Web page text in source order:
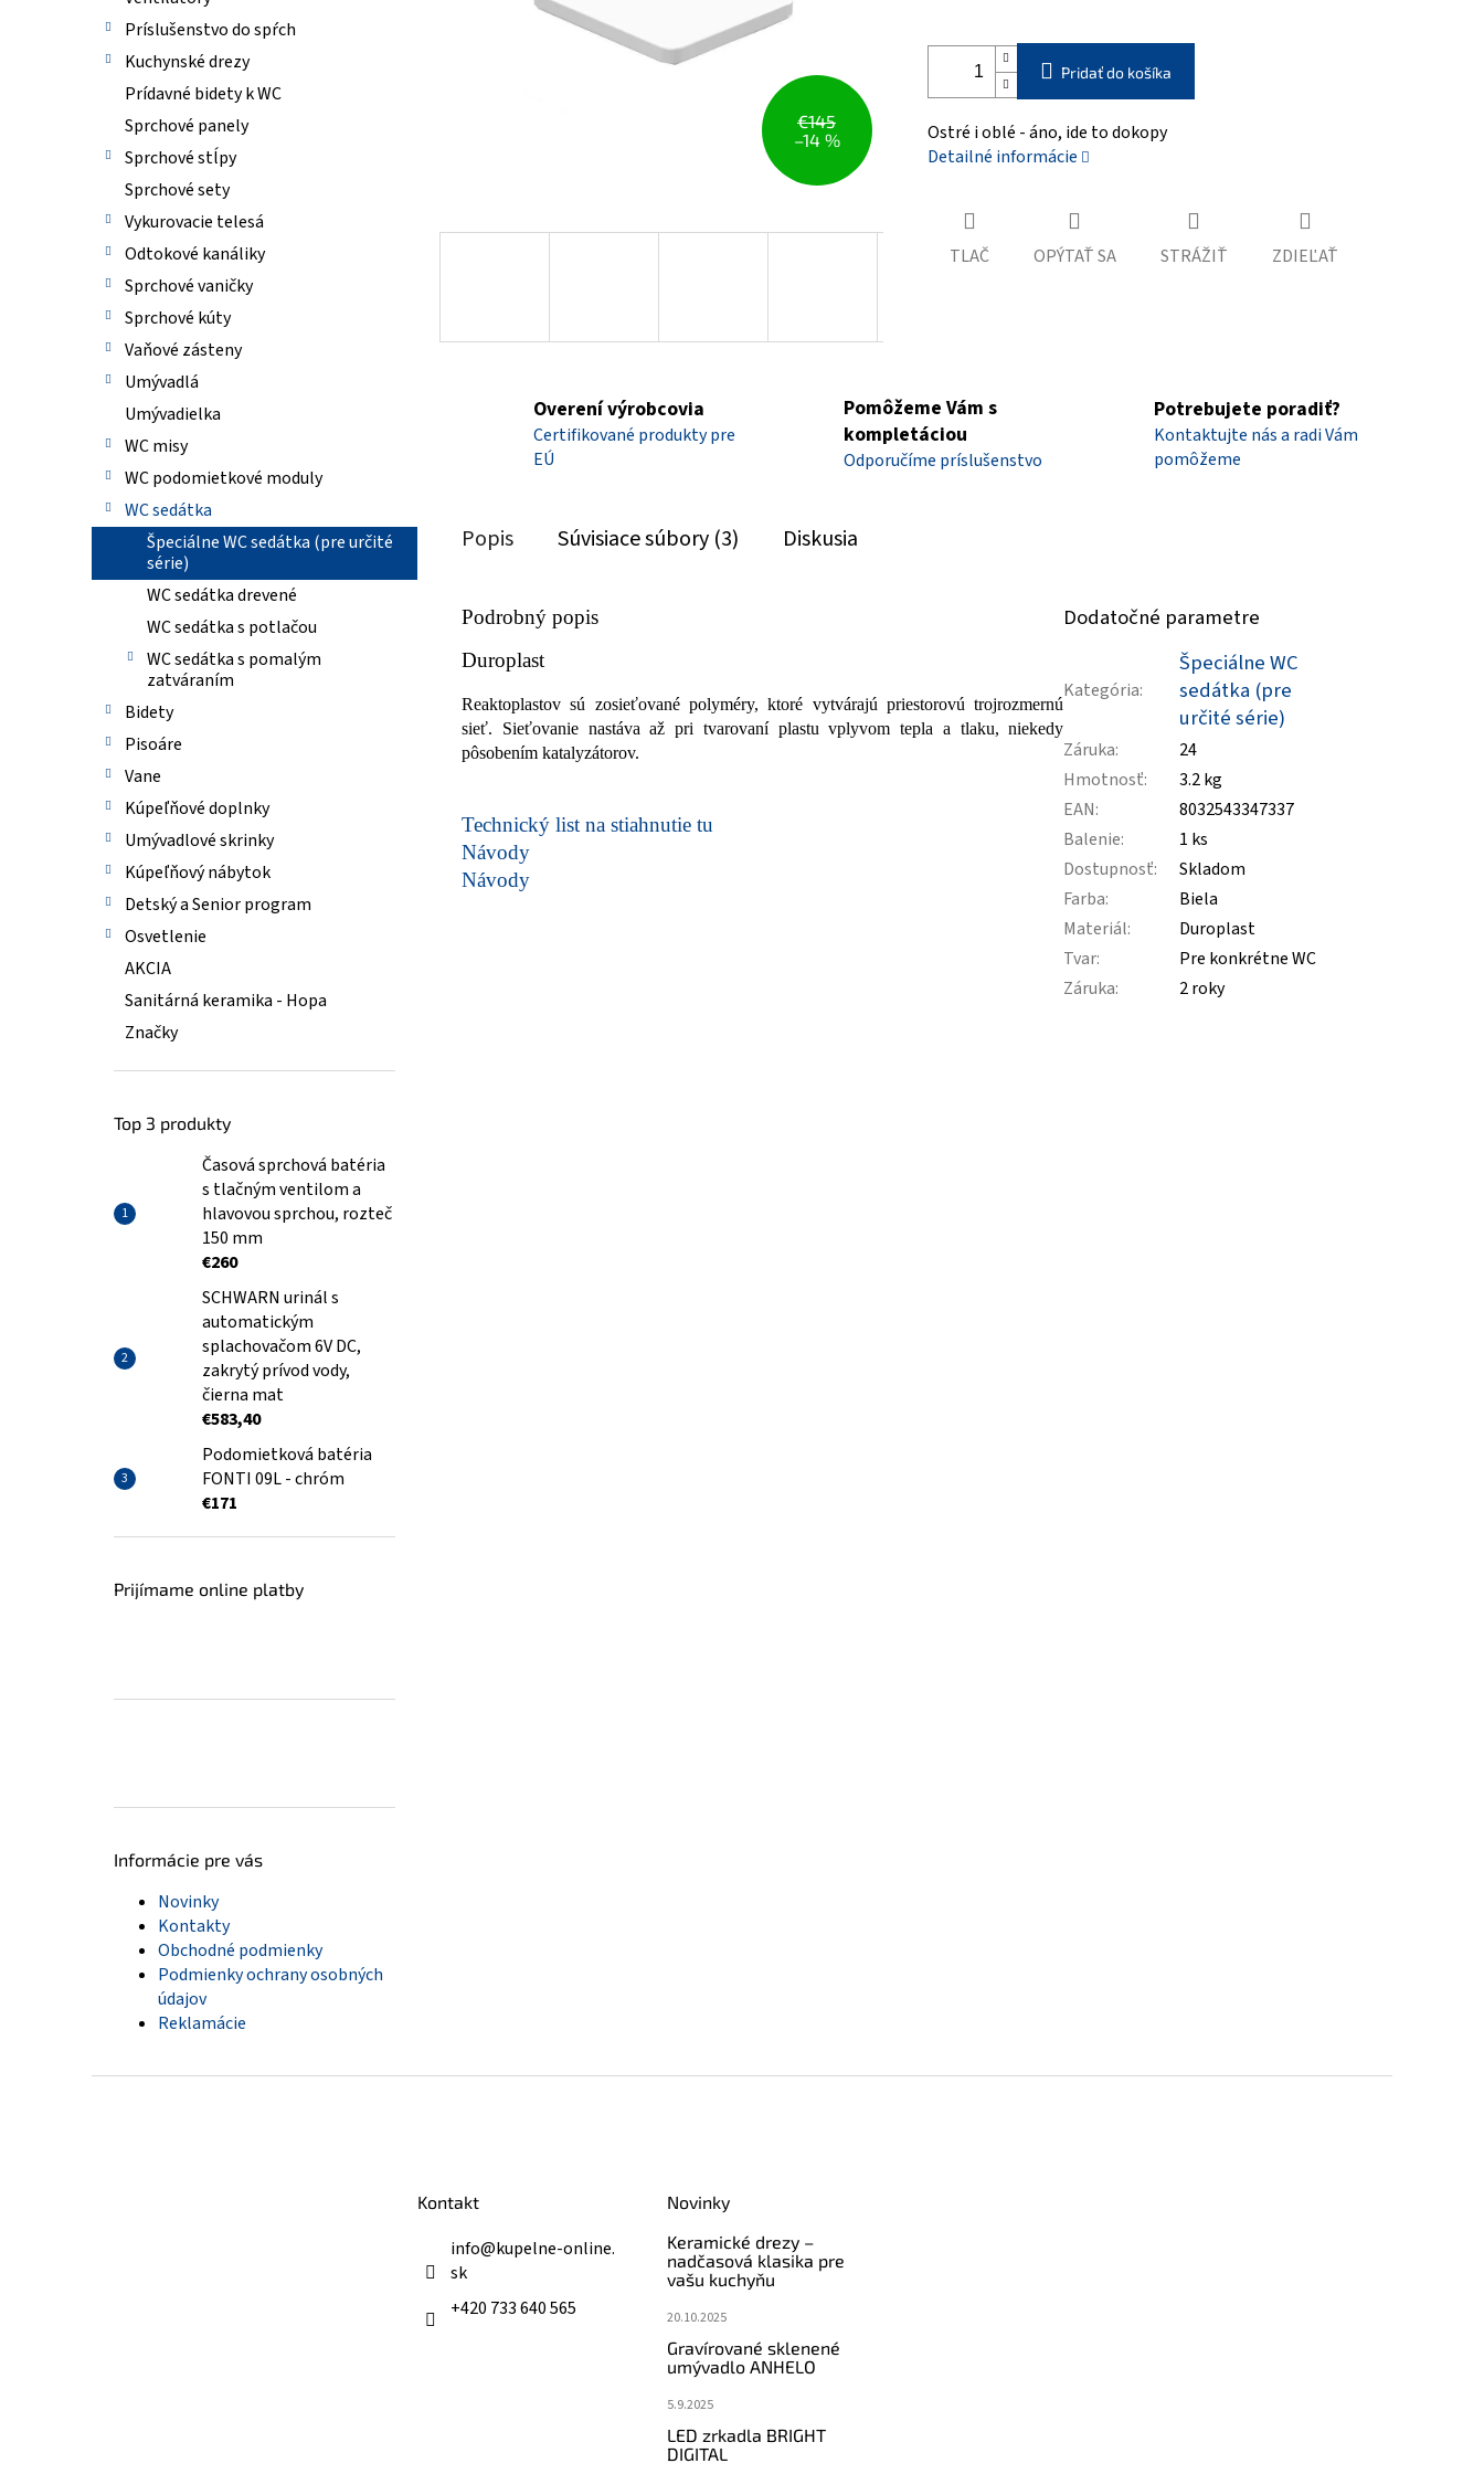
Príslušenstvo do spŕch
Kuchynské drezy
Prídavné bidety k WC
Sprchové panely
Sprchové stĺpy
Sprchové sety
Vykurovacie telesá
Odtokové kanáliky
Sprchové vaničky
Sprchové kúty
Vaňové zásteny
Umývadlá
Umývadielka
WC misy
WC podomietkové moduly
WC sedátka
Špeciálne WC sedátka (pre určité
série)
WC sedátka drevené
WC sedátka s potlačou
WC sedátka s pomalým
zatváraním
Bidety
Pisoáre
Vane
Kúpeľňové doplnky
Umývadlové skrinky
Kúpeľňový nábytok
Detský a Senior program
Osvetlenie
AKCIA
Sanitárná keramika - Hopa
Značky
Top 3 produkty
Časová sprchová batéria
s tlačným ventilom a
hlavovou sprchou, rozteč
150 mm
€260
SCHWARN urinál s
automatickým
splachovačom 6V DC,
zakrytý prívod vody,
čierna mat
€583,40
Podomietková batéria
FONTI 09L - chróm
€171
Prijímame online platby
Informácie pre vás
Novinky
Kontakty
Obchodné podmienky
Podmienky ochrany osobných
údajov
Reklamácie
€145
–14 %
Pridať do košíka
Ostré i oblé - áno, ide to dokopy
Detailné informácie
TLAČ OPÝTAŤ SA STRÁŽIŤ ZDIEĽAŤ
Overení výrobcovia
Certifikované produkty pre
EÚ
Pomôžeme Vám s
kompletáciou
Odporučíme príslušenstvo
Potrebujete poradiť?
Kontaktujte nás a radi Vám
pomôžeme
Popis Súvisiace súbory (3) Diskusia
Podrobný popis
Duroplast
Reaktoplastov sú zosieťované polyméry, ktoré vytvárajú priestorovú trojrozmernú
sieť. Sieťovanie nastáva až pri tvarovaní plastu vplyvom tepla a tlaku, niekedy
pôsobením katalyzátorov.
Technický list na stiahnutie tu
Návody
Návody
Dodatočné parametre
Kategória:
Špeciálne WC
sedátka (pre
určité série)
Záruka:
24
Hmotnosť:
3.2 kg
EAN:
8032543347337
Balenie:
1 ks
Dostupnosť:
Skladom
Farba:
Biela
Materiál:
Duroplast
Tvar:
Pre konkrétne WC
Záruka: 2 roky
Kontakt
info@kupelne-online.
sk
+420 733 640 565
Novinky
Keramické drezy –
nadčasová klasika pre
vašu kuchyňu
20.10.2025
Gravírované sklenené
umývadlo ANHELO
5.9.2025
LED zrkadla BRIGHT
DIGITAL